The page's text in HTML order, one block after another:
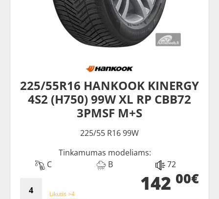
225/55R16 HANKOOK KINERGY
4S2 (H750) 99W XL RP CBB72
3PMSF M+S
225/55 R16 99W
Tinkamumas modeliams:
C
B 72
Likutis >4 142 00€